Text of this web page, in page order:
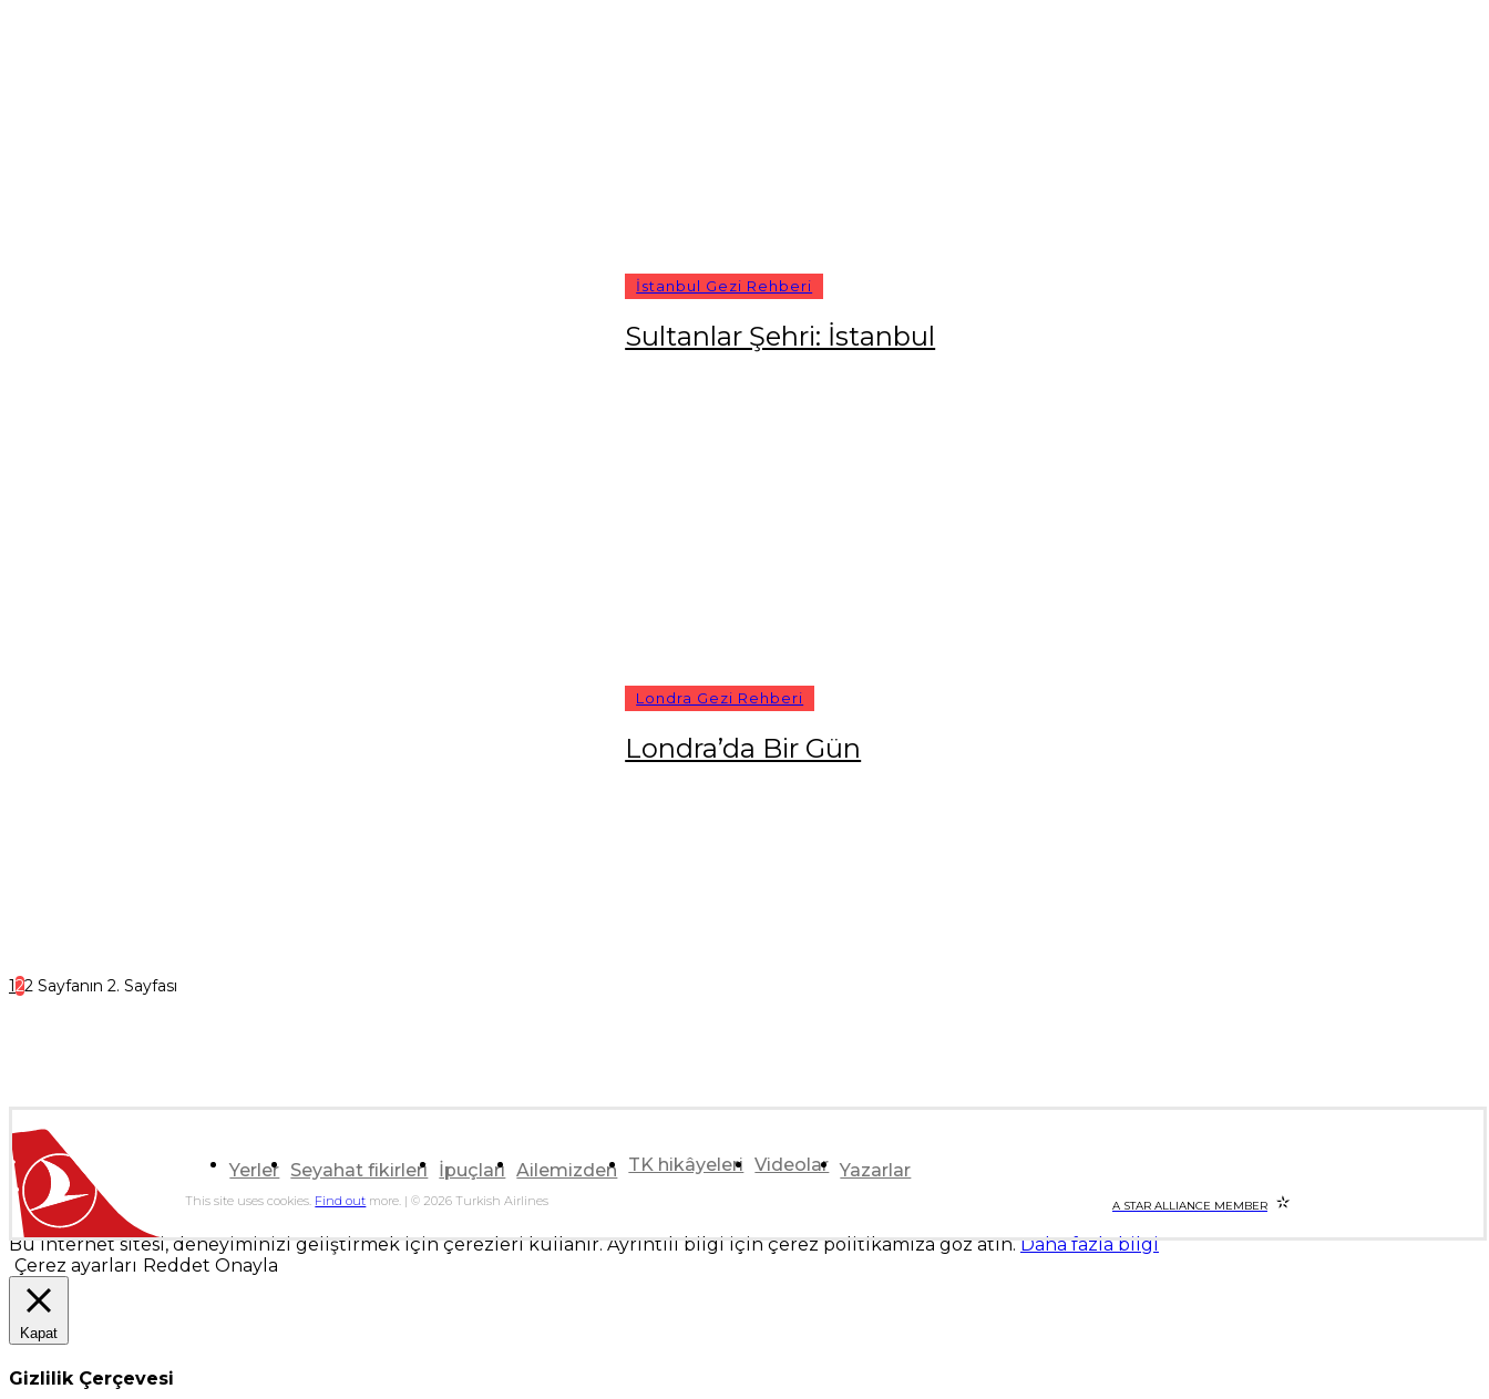
İstanbul Gezi Rehberi
Sultanlar Şehri: İstanbul
Londra Gezi Rehberi
Londra’da Bir Gün
122 Sayfanın 2. Sayfası
Yerler Seyahat fikirleri İpuçları Ailemizden TK hikâyeleri Videolar Yazarlar
This site uses cookies. Find out more. | © 2026 Turkish Airlines A STAR ALLIANCE MEMBER
Bu internet sitesi, deneyiminizi geliştirmek için çerezleri kullanır. Ayrıntılı bilgi için çerez politikamıza göz atın. Daha fazla bilgi
Çerez ayarları Reddet Onayla
Kapat
Gizlilik Çerçevesi